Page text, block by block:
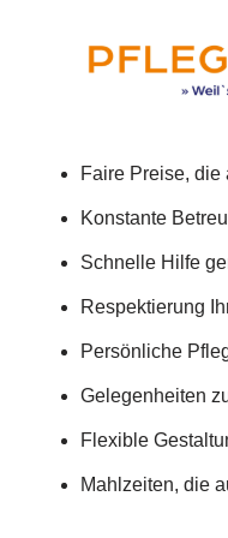
Faire Preise, die
Konstante
Schnelle Hilfe
Respektierung
Persönliche
Gelegenheiten
Flexible
Mahlzeiten, die